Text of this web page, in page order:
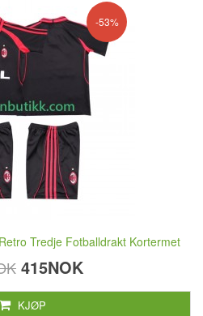
-53%
Tredje Fotballdrakt Kortermet
415NOK
KJØP